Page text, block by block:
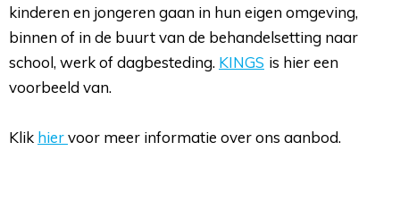
kinderen en jongeren gaan in hun eigen omgeving,
binnen of in de buurt van de behandelsetting naar
school, werk of dagbesteding. KINGS is hier een
voorbeeld van.
Klik hiervoor meer informatie over ons aanbod.